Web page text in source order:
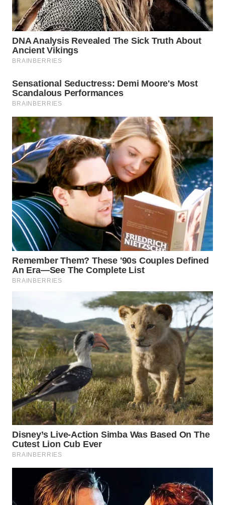
SELATAN
WN
TANJUNG
LESUNG
WN
KARO
WN
SIMALUNGUN
WN
LABUHANBATU
WN
TAPANULI
TENGAH
WN DELI
SERDANG
WN
WN
PAKPAK
WN
KARAWANG
WN
BEKASI
WN
BOGOR
DEPOK